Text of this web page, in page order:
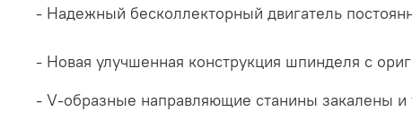
- Надежный бесколлекторный двигатель
- Новая улучшенная конструкция шпинделя с
- V-образные направляющие станины закалены